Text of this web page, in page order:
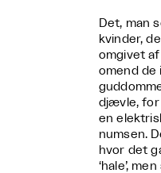
Det, man
kvinder,
omgivet
omend de
djævle, for
en
numsen.
hvor det
‘hale’,